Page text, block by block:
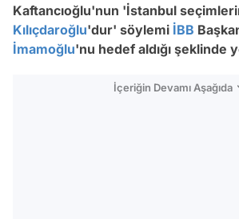
Kaftancıoğlu'nun 'İstanbul
Kılıçdaroğlu'dur' söylemi İBB
İmamoğlu'nu hedef aldığı şeklinde
İçeriğin Devamı Aşağıda